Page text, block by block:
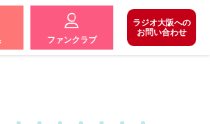
ファンクラブ
ラジオ大阪への
お問い合わせ